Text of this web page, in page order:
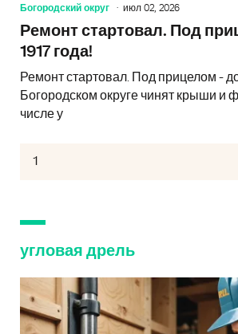
Богородский округ июл 02, 2026
Ремонт стартовал. Под
1917 года!
Ремонт стартовал. Под прицелом -
Богородском округе чинят крыши и
числе у
угловая дрель